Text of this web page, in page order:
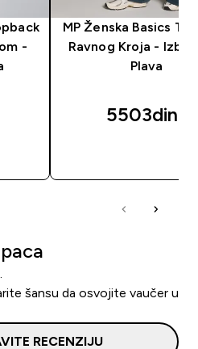
-
MP Ženska Basics
Ravnog Kroja -
Plava
5503din‎
šansu da osvojite vaučer u
RECENZIJU